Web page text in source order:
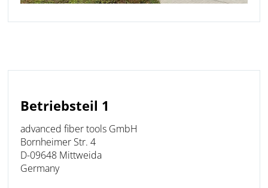
Betriebsteil 1
advanced fiber tools GmbH
Bornheimer Str. 4
D-09648 Mittweida
Germany